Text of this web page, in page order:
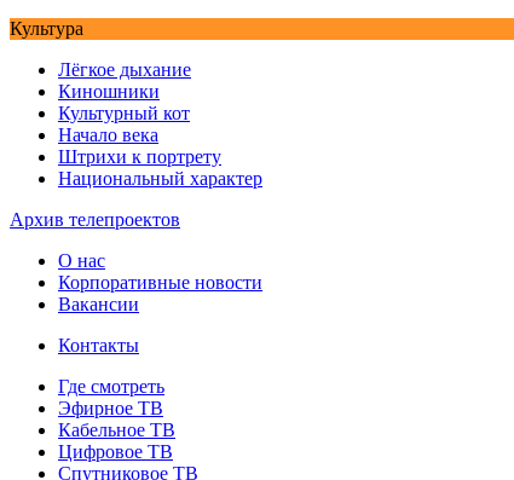
Культура
Лёгкое дыхание
Киношники
Культурный кот
Начало века
Штрихи к портрету
Национальный характер
Архив телепроектов
О нас
Корпоративные новости
Вакансии
Контакты
Где смотреть
Эфирное ТВ
Кабельное ТВ
Цифровое ТВ
Спутниковое ТВ